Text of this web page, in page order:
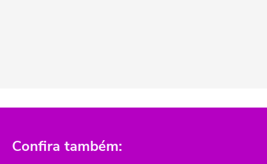
Confira também: